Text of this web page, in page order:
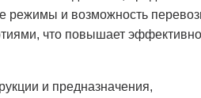
режимы и возможность
что повышает
и предназначения,